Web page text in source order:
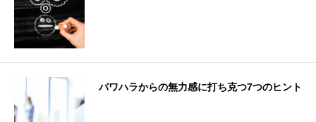
パワハラからの無力感に打ち克つ7つのヒント